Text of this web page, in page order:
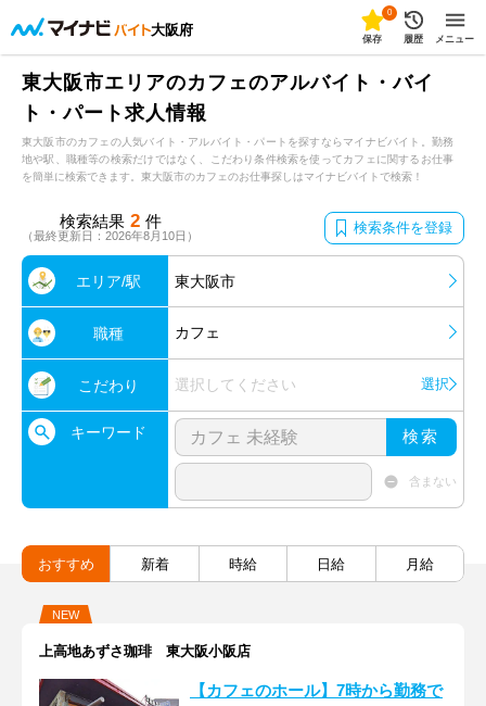
大阪府
0
保存 履歴 メニュー
東大阪市エリアのカフェのアルバイト・バイ
ト・パート求人情報
東大阪市のカフェの人気バイト・アルバイト・パートを探すならマイナビバイト。勤務
地や駅、職種等の検索だけではなく、こだわり条件検索を使ってカフェに関するお仕事
を簡単に検索できます。東大阪市のカフェのお仕事探しはマイナビバイトで検索！
検索結果 2 件
（最終更新日：2026年8月10日） 検索条件を登録
エリア/駅 東大阪市
職種 カフェ
こだわり 選択してください 選択
キーワード 検索
含まない
おすすめ 新着 時給 日給 月給
NEW
上高地あずさ珈琲 東大阪小阪店
【カフェのホール】7時から勤務で